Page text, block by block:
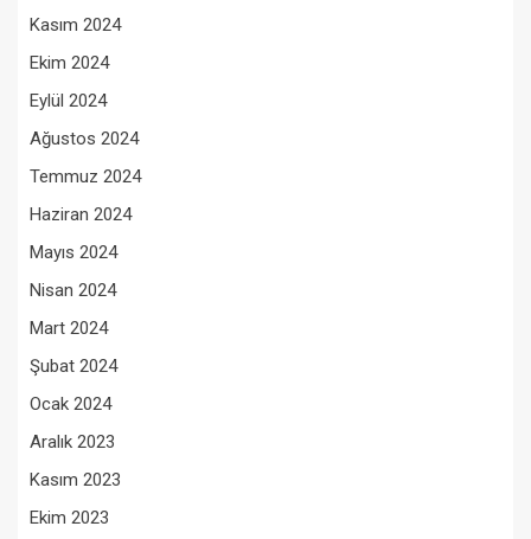
Kasım 2024
Ekim 2024
Eylül 2024
Ağustos 2024
Temmuz 2024
Haziran 2024
Mayıs 2024
Nisan 2024
Mart 2024
Şubat 2024
Ocak 2024
Aralık 2023
Kasım 2023
Ekim 2023